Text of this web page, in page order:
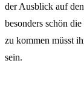
der Ausblick auf
besonders schön
zu kommen müsst
sein.